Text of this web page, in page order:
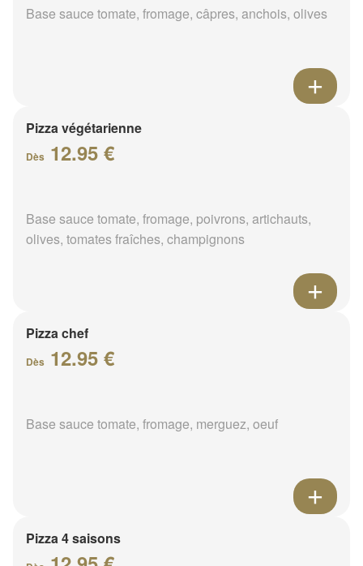
Base sauce tomate, fromage, câpres, anchois, olives
Pizza végétarienne
Dès 12.95 €
Base sauce tomate, fromage, poivrons, artichauts,
olives, tomates fraîches, champignons
Pizza chef
Dès 12.95 €
Base sauce tomate, fromage, merguez, oeuf
Pizza 4 saisons